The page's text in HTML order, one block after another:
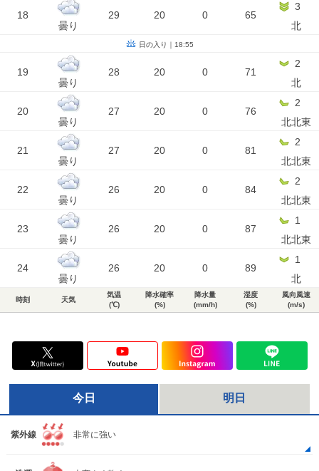
18
曇り
29 20 0 65
3
北
日の入り｜18:55
19
曇り
28 20 0 71
2
北
20
曇り
27 20 0 76
2
北北東
21
曇り
27 20 0 81
2
北北東
22
曇り
26 20 0 84
2
北北東
23
曇り
26 20 0 87
1
北北東
24
曇り
26 20 0 89
1
北
時刻 天気
気温
(℃)
降水確率
(%)
降水量
(mm/h)
湿度
(%)
風向風速
(m/s)
今日 明日
紫外線 非常に強い